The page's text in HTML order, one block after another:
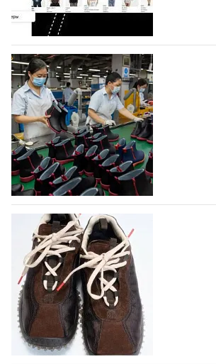
профессиональной обувной
объединяющей разработку,
07.08.2026 479
На платформе Lamoda -
условия продвижения
дизайнерских марок
Российский маркетплейс Lamoda
раздел для продажи продукции
дизайнерских марок одежды, обуви и
Бренды также получат
06.08.2026 646
Объем мирового
2025 году практически не
В 2025 году мировое производство
практически не изменилось,
незначительный рост на 0,1% до
данные опубликованы в
«Всемирный ежегодник обуви 2026»,